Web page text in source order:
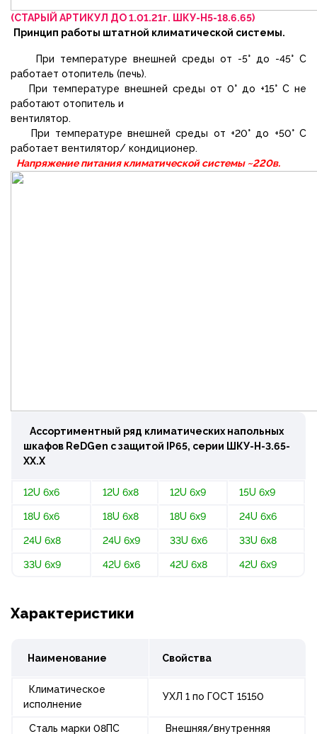
(СТАРЫЙ АРТИКУЛ ДО 1.01.21г. ШКУ-Н5-18.6.65)
Принцип работы штатной климатической системы.
При температуре внешней среды от -5° до -45° С
работает отопитель (печь).
При температуре внешней среды от 0° до +15° С не
работают отопитель и
вентилятор.
При температуре внешней среды от +20° до +50° С
работает вентилятор/ кондиционер.
Напряжение питания климатической системы ~220в.
Ассортиментный ряд климатических напольных
шкафов ReDGen с защитой IP65, серии ШКУ-Н-3.65-
ХХ.Х
12U 6x6 12U 6x8 12U 6x9 15U 6x9
18U 6x6 18U 6x8 18U 6x9 24U 6x6
24U 6x8 24U 6x9 33U 6x6 33U 6x8
33U 6x9 42U 6x6 42U 6x8 42U 6x9
Характеристики
Наименование Свойства
Климатическое
исполнение
УХЛ 1 по ГОСТ 15150
Сталь марки 08ПС Внешняя/внутренняя